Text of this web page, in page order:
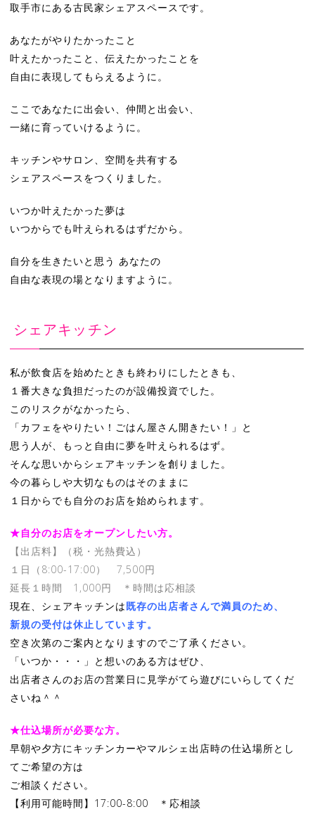
取手市にある古民家シェアスペースです。
あなたがやりたかったこと
叶えたかったこと、伝えたかったことを
自由に表現してもらえるように。
ここであなたに出会い、仲間と出会い、
一緒に育っていけるように。
キッチンやサロン、空間を共有する
シェアスペースをつくりました。
いつか叶えたかった夢は
いつからでも叶えられるはずだから。
自分を生きたいと思う あなたの
自由な表現の場となりますように。
シェアキッチン
私が飲食店を始めたときも終わりにしたときも、
１番大きな負担だったのが設備投資でした。
このリスクがなかったら、
「カフェをやりたい！ごはん屋さん開きたい！」と
思う人が、もっと自由に夢を叶えられるはず。
そんな思いからシェアキッチンを創りました。
今の暮らしや大切なものはそのままに
１日からでも自分のお店を始められます。
★自分のお店をオープンしたい方。
【出店料】（税・光熱費込）
１日（8:00-17:00） 7,500円
延長１時間 1,000円 ＊時間は応相談
現在、シェアキッチンは既存の出店者さんで満員のため、
新規の受付は休止しています。
空き次第のご案内となりますのでご了承ください。
「いつか・・・」と想いのある方はぜひ、
出店者さんのお店の営業日に見学がてら遊びにいらしてくだ
さいね＾＾
★仕込場所が必要な方。
早朝や夕方にキッチンカーやマルシェ出店時の仕込場所とし
てご希望の方は
ご相談ください。
【利用可能時間】17:00-8:00 ＊応相談